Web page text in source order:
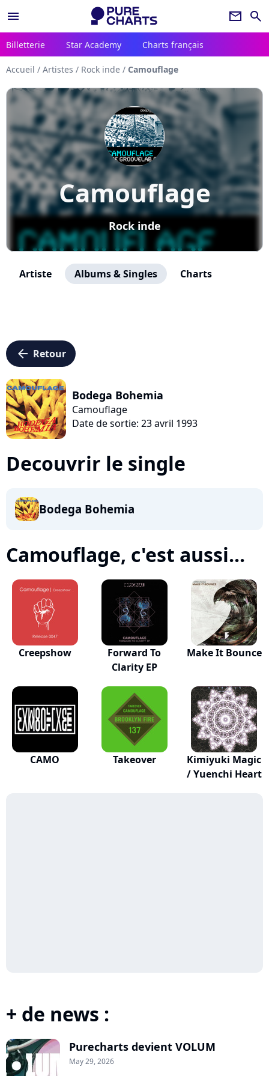
menu newsletter search
Billetterie Star Academy Charts français
Accueil / Artistes / Rock inde / Camouflage
Camouflage
Rock inde
Artiste Albums & Singles Charts
arrow_left Retour
Bodega Bohemia
Camouflage
Date de sortie: 23 avril 1993
Decouvrir le single
Bodega Bohemia
Camouflage, c'est aussi...
Creepshow
Forward To
Clarity EP
Make It Bounce
CAMO Takeover
Kimiyuki Magic
/ Yuenchi Heart
+ de news :
Purecharts devient VOLUM
May 29, 2026